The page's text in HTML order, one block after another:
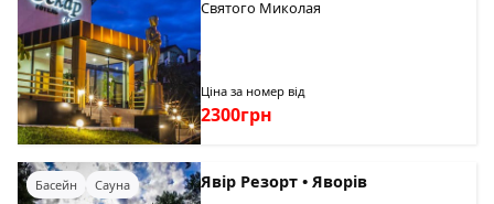
Святого Миколая
Ціна за номер від
2300грн
Басейн Сауна Явір Резорт • Яворів